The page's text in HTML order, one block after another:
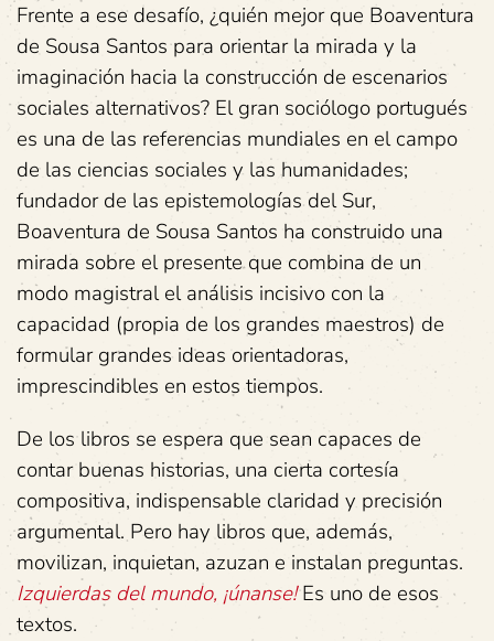
Frente a ese desafío, ¿quién mejor que Boaventura
de Sousa Santos para orientar la mirada y la
imaginación hacia la construcción de escenarios
sociales alternativos? El gran sociólogo portugués
es una de las referencias mundiales en el campo
de las ciencias sociales y las humanidades;
fundador de las epistemologías del Sur,
Boaventura de Sousa Santos ha construido una
mirada sobre el presente que combina de un
modo magistral el análisis incisivo con la
capacidad (propia de los grandes maestros) de
formular grandes ideas orientadoras,
imprescindibles en estos tiempos.
De los libros se espera que sean capaces de
contar buenas historias, una cierta cortesía
compositiva, indispensable claridad y precisión
argumental. Pero hay libros que, además,
movilizan, inquietan, azuzan e instalan preguntas.
Izquierdas del mundo, ¡únanse!Es uno de esos
textos.